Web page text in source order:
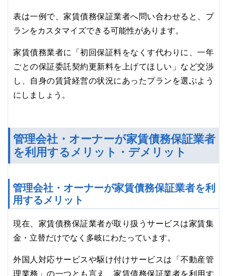
表は一例で、家賃債務保証業者へ問い合わせると、プ
ランをカスタマイズできる可能性があります。
家賃債務業者に「初回保証料をなくす代わりに、一年
ごとの保証委託契約更新料を上げてほしい」など交渉
し、自身の賃貸経営の状況にあったプランを選ぶよう
にしましょう。
管理会社・オーナーが家賃債務保証業者
を利用するメリット・デメリット
管理会社・オーナーが家賃債務保証業者を利
用するメリット
現在、家賃債務保証業者が取り扱うサービスは家賃集
金・立替だけでなく多岐にわたっています。
外国人対応サービスや駆け付けサービスは「不動産管
理業務」の一つとも言え、家賃債務保証業者を利用す